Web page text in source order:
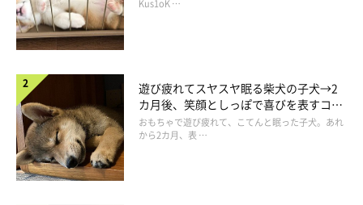
長！
Kus1oK …
遊び疲れてスヤスヤ眠る柴犬の子犬→2
カ月後、笑顔としっぽで喜びを表すコに
成長！
おもちゃで遊び疲れて、こてんと眠った子犬。あれ
から2カ月、表 …